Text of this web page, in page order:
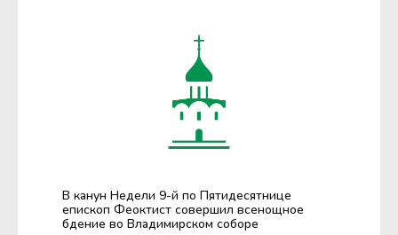
В канун Недели 9-й по Пятидесятнице
епископ Феоктист совершил всенощное
бдение во Владимирском соборе